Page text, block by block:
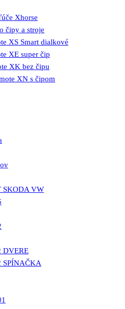
Xhorse
čipy a stroje
XS Smart dialkové
XE super čip
XK bez čipu
XN s čipom
SKODA VW
DVERE
SPÍNAČKA